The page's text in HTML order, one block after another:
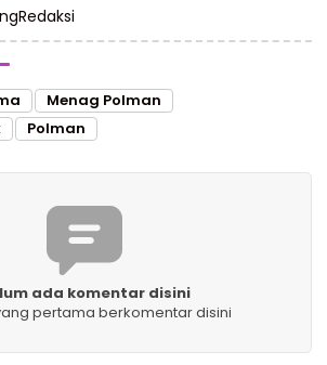
Menag Polman
Polman
ada komentar disini
pertama berkomentar disini